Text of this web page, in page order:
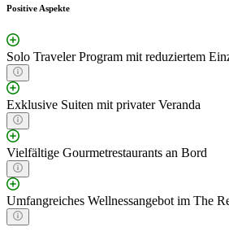
Positive Aspekte
Solo Traveler Program mit reduziertem
Exklusive Suiten mit privater Veranda
Vielfältige Gourmetrestaurants an Bord
Umfangreiches Wellnessangebot im The